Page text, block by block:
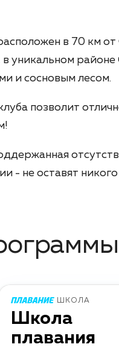
в 70 км от
в уникальном
и сосновым лесом.
позволит
- не оставят
ШКОЛА
Школа
плавания